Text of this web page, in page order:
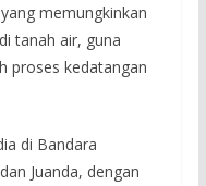
memungkinkan
tanah air, guna
proses kedatangan
di Bandara
Juanda, dengan